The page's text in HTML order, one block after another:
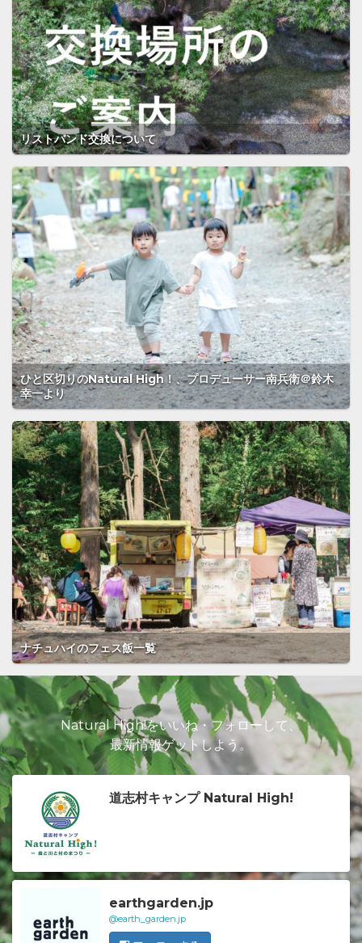
リストバンド交換について
ひと区切りのNatural High！、プロデューサー南兵衛＠鈴木
幸一より
ナチュハイのフェス飯一覧
Natural High!をいいね・フォローして、
最新情報ゲットしよう。
道志村キャンプ Natural High!
earthgarden.jp
@earth_garden.jp